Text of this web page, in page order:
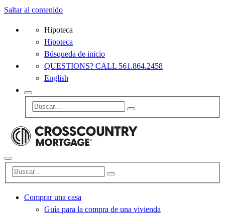
Saltar al contenido
Hipoteca
Hipoteca
Búsqueda de inicio
QUESTIONS? CALL 561.864.2458
English
Comprar una casa
Guía para la compra de una vivienda